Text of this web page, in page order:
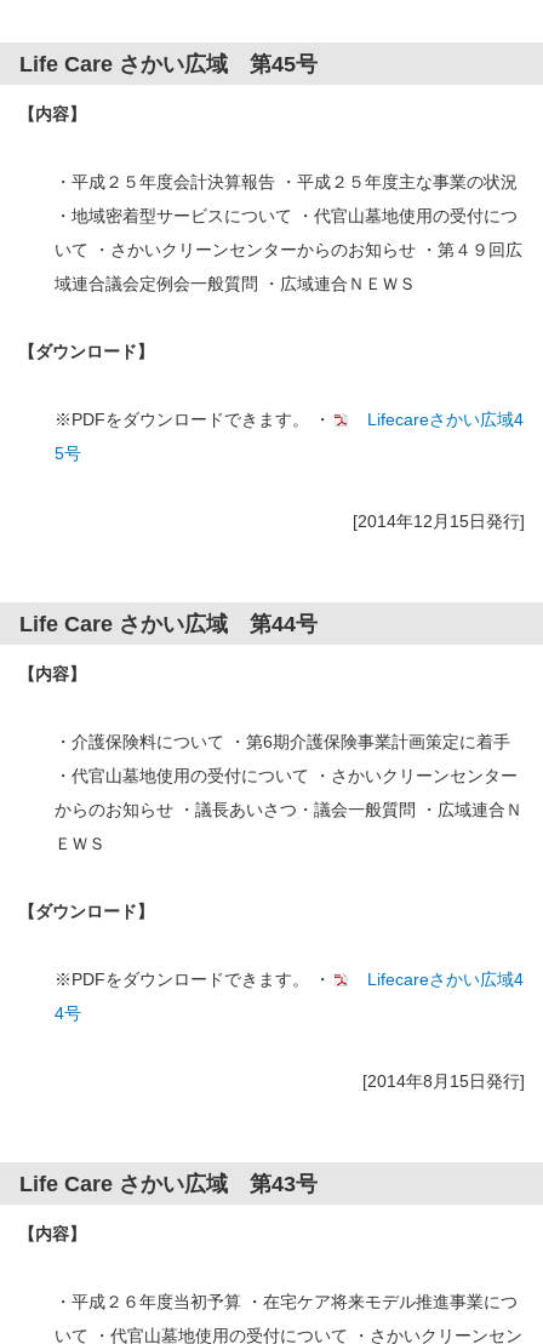
Life Care さかい広域 第45号
【内容】
・平成２５年度会計決算報告 ・平成２５年度主な事業の状況
・地域密着型サービスについて ・代官山墓地使用の受付につ
いて ・さかいクリーンセンターからのお知らせ ・第４９回広
域連合議会定例会一般質問 ・広域連合ＮＥＷＳ
【ダウンロード】
※PDFをダウンロードできます。 ・
Lifecareさかい広域4
5号
[2014年12月15日発行]
Life Care さかい広域 第44号
【内容】
・介護保険料について ・第6期介護保険事業計画策定に着手
・代官山墓地使用の受付について ・さかいクリーンセンター
からのお知らせ ・議長あいさつ・議会一般質問 ・広域連合Ｎ
ＥＷＳ
【ダウンロード】
※PDFをダウンロードできます。 ・
Lifecareさかい広域4
4号
[2014年8月15日発行]
Life Care さかい広域 第43号
【内容】
・平成２６年度当初予算 ・在宅ケア将来モデル推進事業につ
いて ・代官山墓地使用の受付について ・さかいクリーンセン